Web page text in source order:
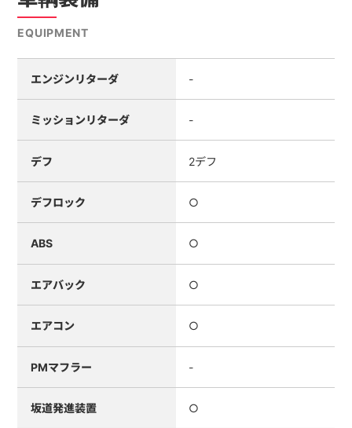
EQUIPMENT
エンジンリターダ -
ミッションリターダ -
デフ 2デフ
デフロック ○
ABS ○
エアバック ○
エアコン ○
PMマフラー -
坂道発進装置 ○